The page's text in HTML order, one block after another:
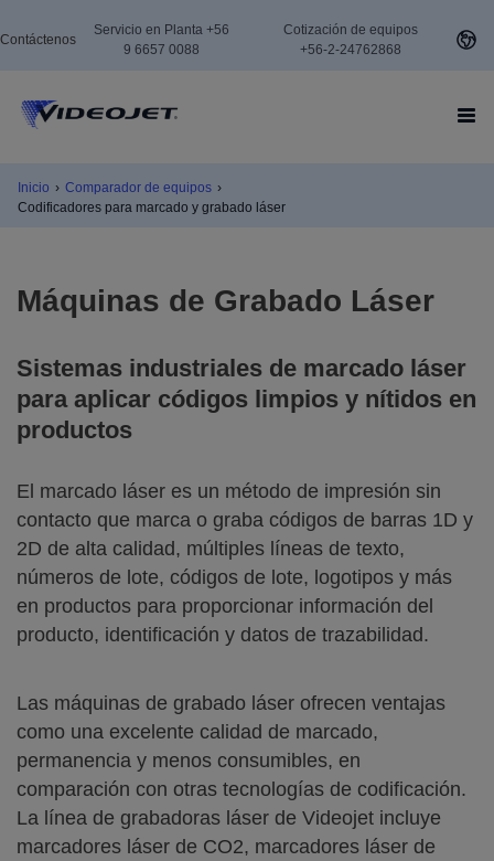
Contáctenos
Servicio en Planta +56
9 6657 0088
Cotización de equipos
+56-2-24762868
Inicio › Comparador de equipos ›
Codificadores para marcado y grabado láser
Máquinas de Grabado Láser
Sistemas industriales de marcado láser
para aplicar códigos limpios y nítidos en
productos
El marcado láser es un método de impresión sin
contacto que marca o graba códigos de barras 1D y
2D de alta calidad, múltiples líneas de texto,
números de lote, códigos de lote, logotipos y más
en productos para proporcionar información del
producto, identificación y datos de trazabilidad.
Las máquinas de grabado láser ofrecen ventajas
como una excelente calidad de marcado,
permanencia y menos consumibles, en
comparación con otras tecnologías de codificación.
La línea de grabadoras láser de Videojet incluye
marcadores láser de CO2, marcadores láser de